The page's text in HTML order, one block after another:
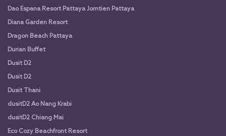
Dao Espana Resort Pattaya Jomtien Pattaya
Diana Garden Resort
Dragon Beach Pattaya
Durian Buffet
Dusit D2
Dusit D2
Dusit Thani
dusitD2 Ao Nang Krabi
dusitD2 Chiang Mai
Eco Cozy Beachfront Resort